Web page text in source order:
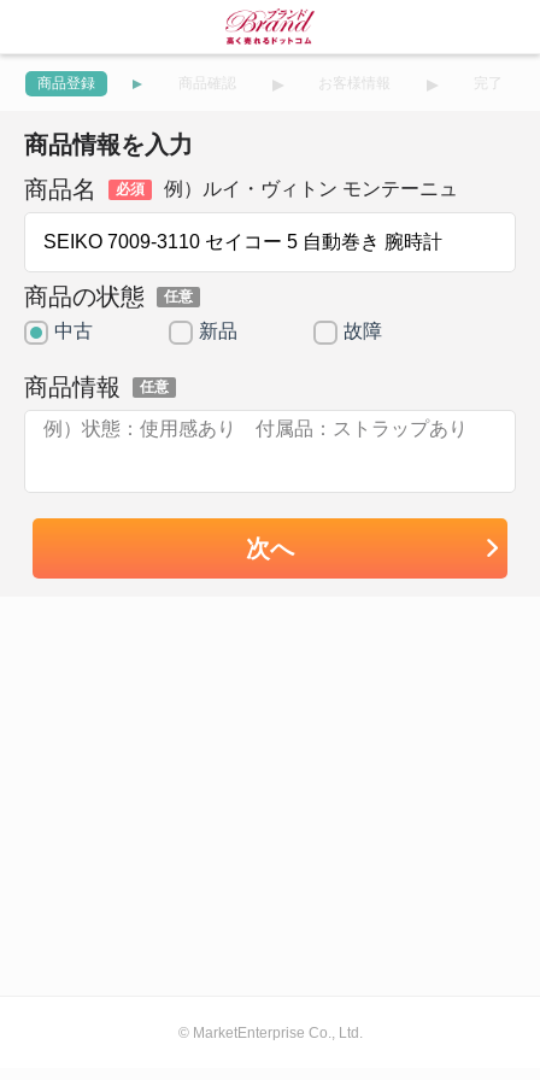
商品登録 商品確認 お客様情報 完了
商品情報を入力
商品名
必須 例）ルイ・ヴィトン モンテーニュ
商品の状態 任意
中古 新品 故障
商品情報 任意
次へ
© MarketEnterprise Co., Ltd.